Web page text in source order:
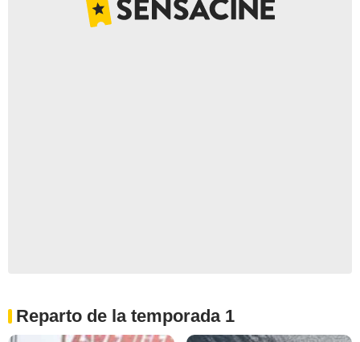
Reparto de la temporada 1